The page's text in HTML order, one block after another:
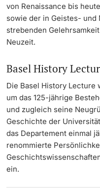
von Renaissance bis
sowie der in Geistes- und
strebenden
Neuzeit.
Basel History
Die Basel History Lecture
um das 125-jährige
und zugleich seine
Geschichte der
das Departement einmal
renommierte
ein.